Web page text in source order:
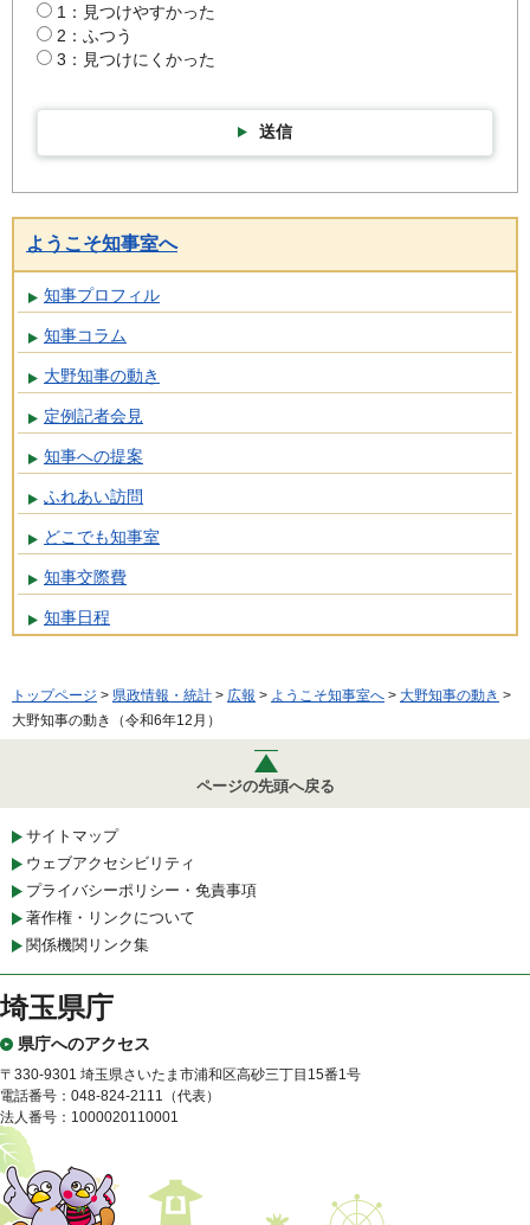
1：見つけやすかった
2：ふつう
3：見つけにくかった
送信
ようこそ知事室へ
知事プロフィル
知事コラム
大野知事の動き
定例記者会見
知事への提案
ふれあい訪問
どこでも知事室
知事交際費
知事日程
トップページ > 県政情報・統計 > 広報 > ようこそ知事室へ > 大野知事の動き >
大野知事の動き（令和6年12月）
ページの先頭へ戻る
サイトマップ
ウェブアクセシビリティ
プライバシーポリシー・免責事項
著作権・リンクについて
関係機関リンク集
埼玉県庁
県庁へのアクセス
〒330-9301 埼玉県さいたま市浦和区高砂三丁目15番1号
電話番号：048-824-2111（代表）
法人番号：1000020110001